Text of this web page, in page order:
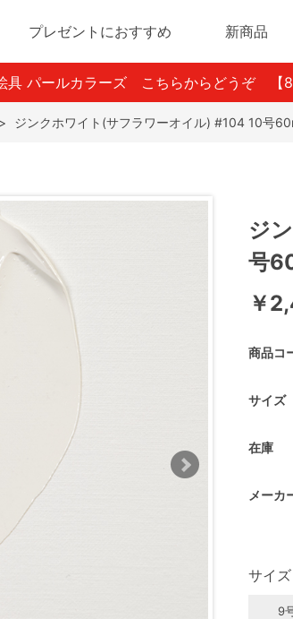
プレゼントにおすすめ 新商品
具 パールカラーズ こちらからどうぞ
> ジンクホワイト(サフラワーオイル) #104 10号
ジ
号
￥
商品コ
サイズ
在庫
メーカ
サイズ
9